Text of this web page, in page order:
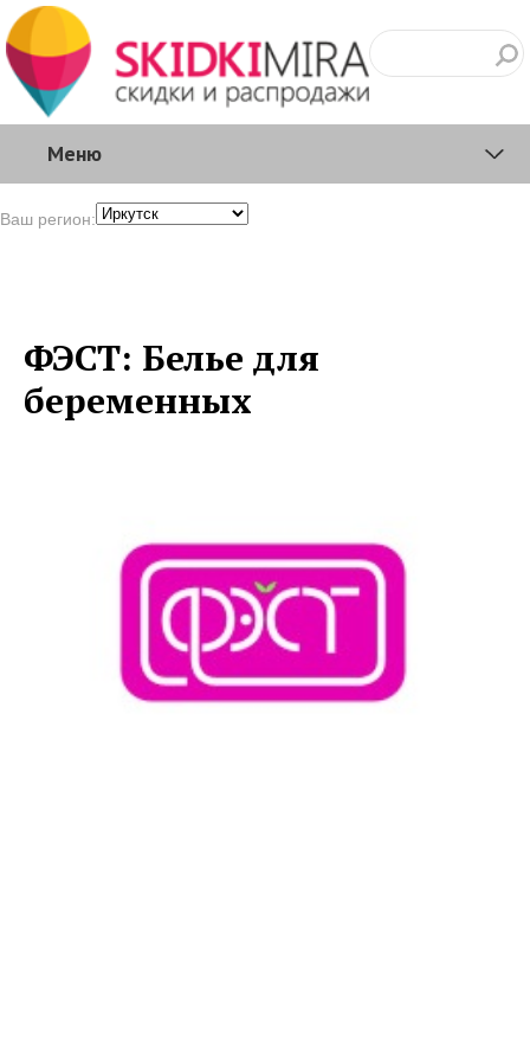
Меню
Ваш регион:
ФЭСТ: Белье для
беременных